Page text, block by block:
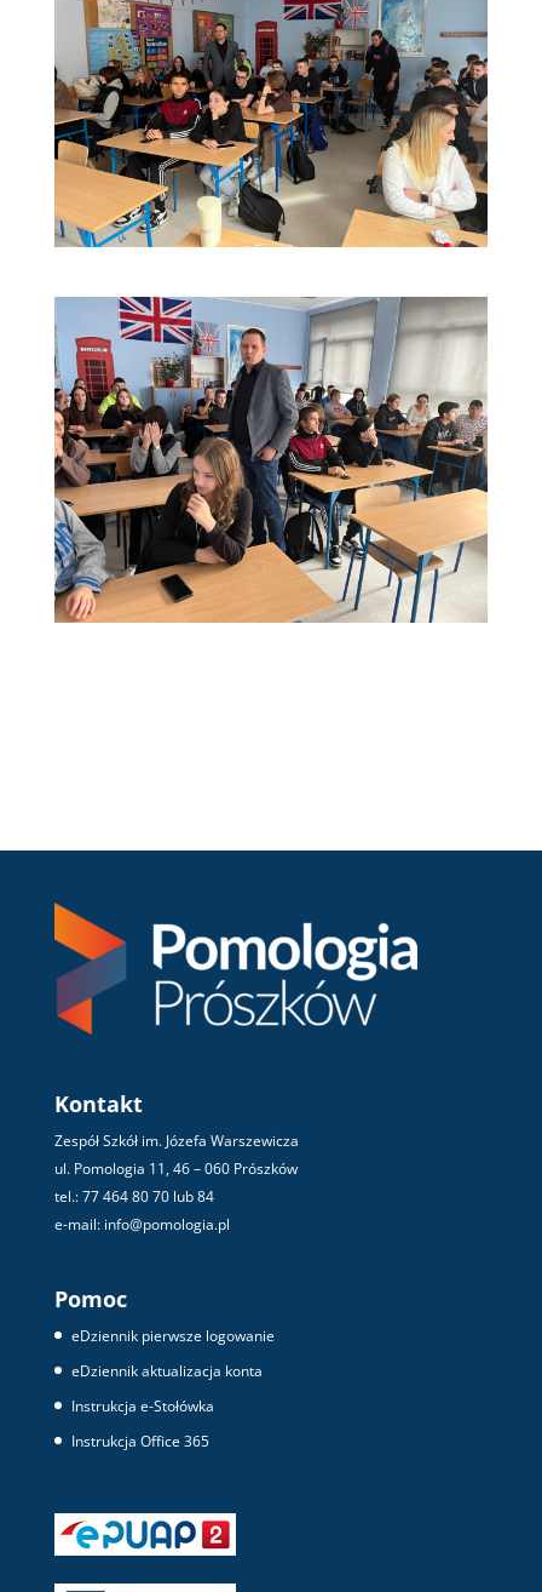
Kontakt
Zespół Szkół im. Józefa Warszewicza
ul. Pomologia 11, 46 – 060 Prószków
tel.: 77 464 80 70 lub 84
e-mail: info@pomologia.pl
Pomoc
eDziennik pierwsze logowanie
eDziennik aktualizacja konta
Instrukcja e-Stołówka
Instrukcja Office 365